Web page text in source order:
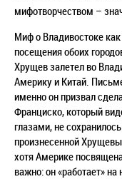
мифотворчеством –
Миф о Владивостоке
посещения обоих
Хрущев залетел во
Америку и Китай.
именно он призвал
Франциско, который
глазами, не
произнесенной
хотя Америке
важно: он «работает»